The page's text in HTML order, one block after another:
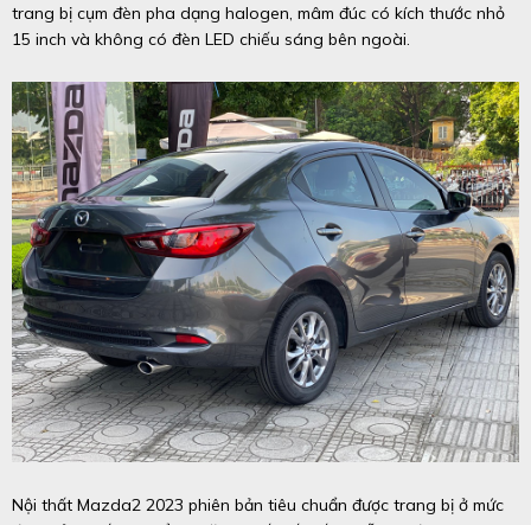
trang bị cụm đèn pha dạng halogen, mâm đúc có kích thước nhỏ
15 inch và không có đèn LED chiếu sáng bên ngoài.
Nội thất Mazda2 2023 phiên bản tiêu chuẩn được trang bị ở mức